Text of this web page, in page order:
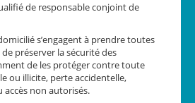
de responsable conjoint de
s’engagent à prendre toutes
préserver la sécurité des
de les protéger contre toute
ou illicite, perte accidentelle,
non autorisés.